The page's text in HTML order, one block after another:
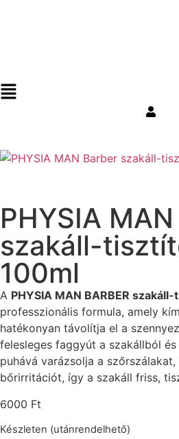
PHYSIA
szakáll-
100ml
A PHYSIA MAN BARBER
professzionális formula, amely
hatékonyan távolítja el a
felesleges faggyút a szakállból
puhává varázsolja a
bőrirritációt, így a szakáll friss,
6000 Ft
Készleten (utánrendelhető)